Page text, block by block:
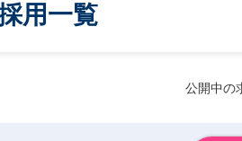
用一覧
公開中の